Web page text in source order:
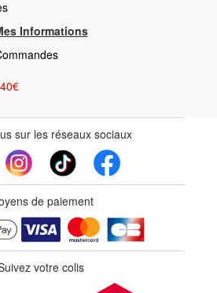
Informations
sur les réseaux sociaux
de paiement
votre colis